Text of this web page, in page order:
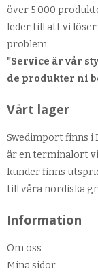
över 5.000
leder till att vi löser
problem.
"Service är vår
de produkter ni
Vårt lager
Swedimport finns i
är en terminalort
kunder finns
till våra nordiska
Information
Om oss
Mina sidor